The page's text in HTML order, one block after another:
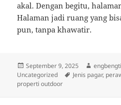
akal. Dengan begitu,
Halaman jadi ruang yang
pun, tanpa khawatir.
Posted
on
September 9, 2025 Author
Uncategorized
Tags
Jenis pagar,
properti outdoor